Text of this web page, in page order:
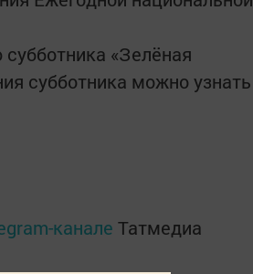
«Зелёная
субботника можно узнать
канале Татмедиа